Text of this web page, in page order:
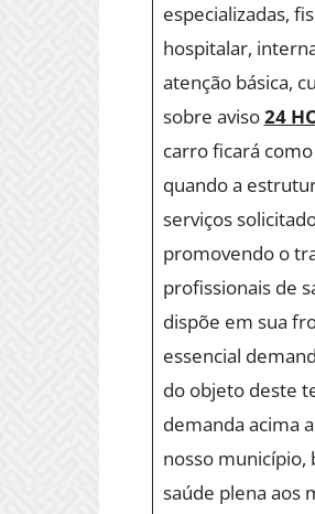
especializadas,
hospitalar,
atenção básica,
sobre aviso24
carro ficará
quando a
serviços
promovendo o
profissionais de
dispõe em sua
essencial
do objeto deste
demanda acima
nosso
saúde plena aos